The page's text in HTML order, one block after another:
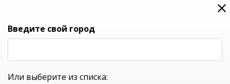
0
УНИВЕРСАЛЬНЫЙ ИНТЕРНЕТ МАГАЗИН
Введите свой город
Или выберите из списка: